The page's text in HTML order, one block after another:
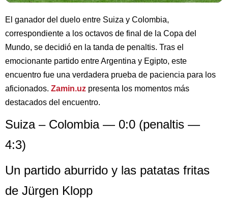
El ganador del duelo entre Suiza y Colombia,
correspondiente a los octavos de final de la Copa del
Mundo, se decidió en la tanda de penaltis. Tras el
emocionante partido entre Argentina y Egipto, este
encuentro fue una verdadera prueba de paciencia para los
aficionados. Zamin.uz presenta los momentos más
destacados del encuentro.
Suiza – Colombia — 0:0 (penaltis —
4:3)
Un partido aburrido y las patatas fritas
de Jürgen Klopp